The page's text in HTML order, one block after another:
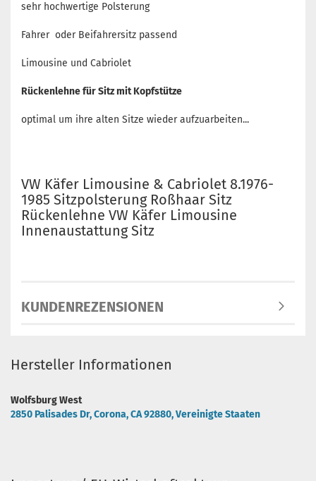
sehr hochwertige Polsterung
Fahrer oder Beifahrersitz passend
Limousine und Cabriolet
Rückenlehne für Sitz mit Kopfstütze
optimal um ihre alten Sitze wieder aufzuarbeiten...
VW Käfer Limousine & Cabriolet 8.1976-
1985 Sitzpolsterung Roßhaar Sitz
Rückenlehne VW Käfer Limousine
Innenaustattung Sitz
KUNDENREZENSIONEN
Hersteller Informationen
Wolfsburg West
2850 Palisades Dr, Corona, CA 92880, Vereinigte Staaten